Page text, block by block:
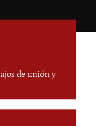
de unión y